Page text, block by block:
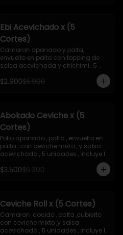
Ebi Acevichado x (5
Cortes)
Camaron apanado y palta,
envuelto en palta con topping de
salsa acevichada y chichimi , 5
unidades , incluye 1 soya de 15 ml
$2.900$5.900
Abokado Ceviche x (5
Cortes)
Pollo apanado , palta , envuelto en
palta , con ceviche mixto , y salsa
acevichada , 5 unidades , incluye 1
$3.500$6.300
Ceviche Roll x (5 Cortes)
Camaron  cocido , palta ,cubierto
con ceviche mixto ,y salsa
acevichada , 5 unidades , incluye 1